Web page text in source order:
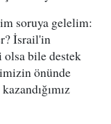
soruya gelelim:
İsrail'in
olsa bile destek
önünde